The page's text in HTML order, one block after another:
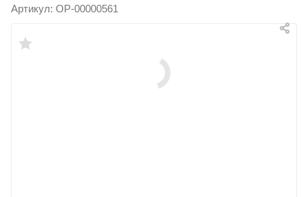
Артикул: OP-00000561